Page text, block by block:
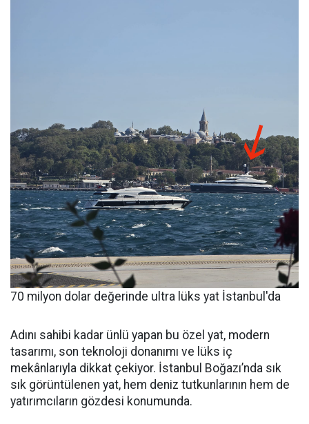
70 milyon dolar değerinde ultra lüks yat İstanbul'da
Adını sahibi kadar ünlü yapan bu özel yat, modern
tasarımı, son teknoloji donanımı ve lüks iç
mekânlarıyla dikkat çekiyor. İstanbul Boğazı’nda sık
sık görüntülenen yat, hem deniz tutkunlarının hem de
yatırımcıların gözdesi konumunda.